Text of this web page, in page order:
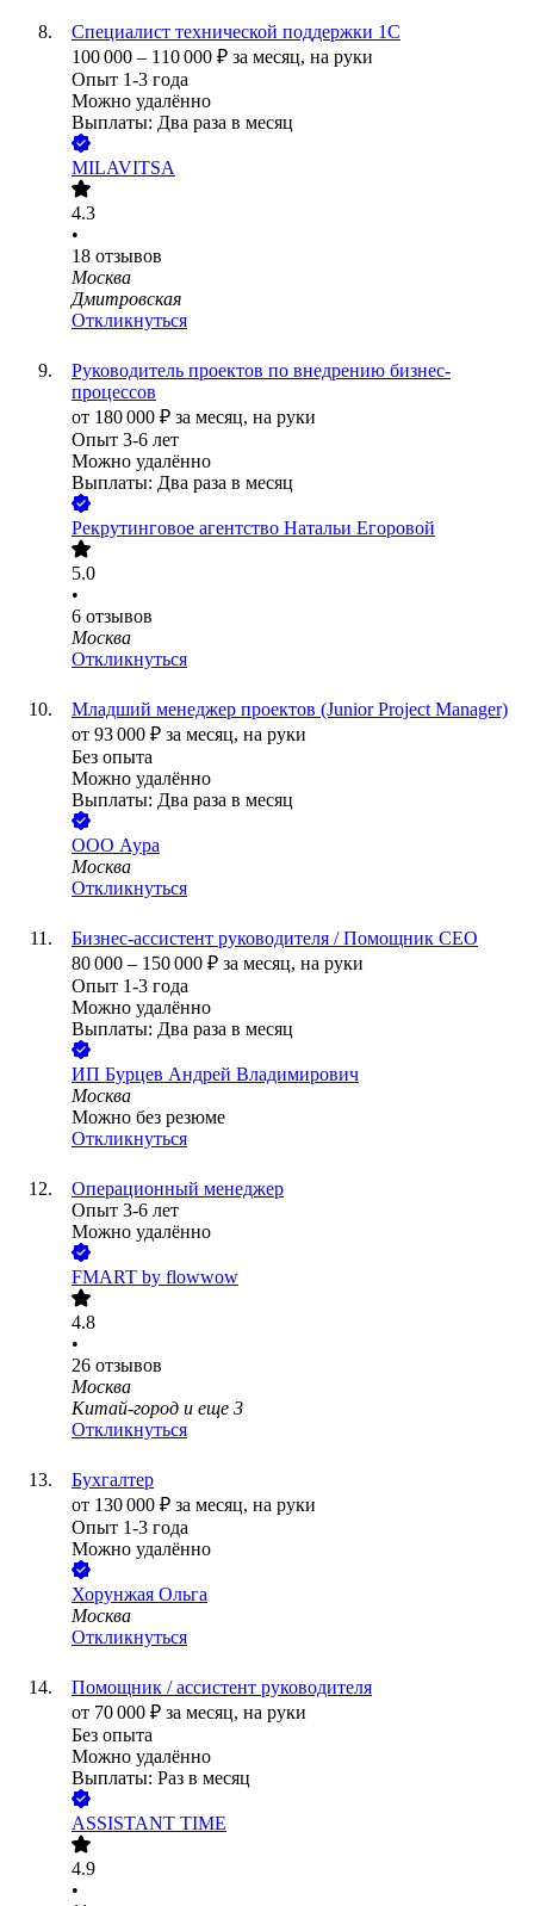
Специалист технической поддержки 1С
100 000 – 110 000 ₽ за месяц, на руки
Опыт 1-3 года
Можно удалённо
Выплаты: Два раза в месяц
MILAVITSA
4.3
•
18 отзывов
Москва
Дмитровская
Откликнуться
Руководитель проектов по внедрению бизнес-
процессов
от 180 000 ₽ за месяц, на руки
Опыт 3-6 лет
Можно удалённо
Выплаты: Два раза в месяц
Рекрутинговое агентство Натальи Егоровой
5.0
•
6 отзывов
Москва
Откликнуться
Младший менеджер проектов (Junior Project Manager)
от 93 000 ₽ за месяц, на руки
Без опыта
Можно удалённо
Выплаты: Два раза в месяц
ООО Аура
Москва
Откликнуться
Бизнес-ассистент руководителя / Помощник СЕО
80 000 – 150 000 ₽ за месяц, на руки
Опыт 1-3 года
Можно удалённо
Выплаты: Два раза в месяц
ИП Бурцев Андрей Владимирович
Москва
Можно без резюме
Откликнуться
Операционный менеджер
Опыт 3-6 лет
Можно удалённо
FMART by flowwow
4.8
•
26 отзывов
Москва
Китай-город и еще 3
Откликнуться
Бухгалтер
от 130 000 ₽ за месяц, на руки
Опыт 1-3 года
Можно удалённо
Хорунжая Ольга
Москва
Откликнуться
Помощник / ассистент руководителя
от 70 000 ₽ за месяц, на руки
Без опыта
Можно удалённо
Выплаты: Раз в месяц
ASSISTANT TIME
4.9
•